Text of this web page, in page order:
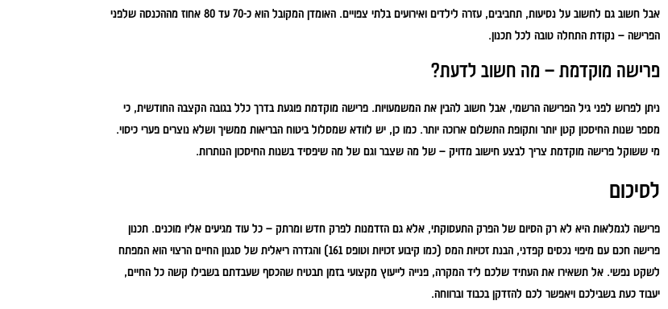
אבל חשוב גם לחשוב על נסיעות, תחביבים, עזרה לילדים ואירועים בלתי צפויים. האומדן המקובל הוא כ-70 עד 80 אחוז מההכנסה שלפני
הפרישה – נקודת התחלה טובה לכל תכנון.
פרישה מוקדמת – מה חשוב לדעת?
ניתן לפרוש לפני גיל הפרישה הרשמי, אבל חשוב להבין את המשמעויות. פרישה מוקדמת פוגעת בדרך כלל בגובה הקצבה החודשית, כי
מספר שנות החיסכון קטן יותר ותקופת התשלום ארוכה יותר. כמו כן, יש לוודא שמסלול ביטוח הבריאות ממשיך ושלא נוצרים פערי כיסוי.
מי ששוקל פרישה מוקדמת צריך לבצע חישוב מדויק – של מה שצבר וגם של מה שיפסיד בשנות החיסכון הנותרות.
לסיכום
פרישה לגמלאות היא לא רק הסיום של הפרק התעסוקתי, אלא גם הזדמנות לפרק חדש ומרתק – כל עוד מגיעים אליו מוכנים. תכנון
פרישה חכם עם מיפוי נכסים קפדני, הבנת זכויות המס (כמו קיבוע זכויות וטופס 161) והגדרה ריאלית של סגנון החיים הרצוי הוא המפתח
לשקט נפשי. אל תשאירו את העתיד שלכם ליד המקרה, פנייה לייעוץ מקצועי בזמן תבטיח שהכסף שעבדתם בשבילו קשה כל החיים,
יעבוד כעת בשבילכם ויאפשר לכם להזדקן בכבוד וברווחה.